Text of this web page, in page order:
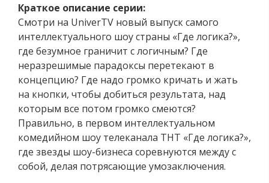
Краткое описание серии:
Смотри на UniverTV новый выпуск самого
интеллектуального шоу страны «Где логика?»,
где безумное граничит с логичным? Где
неразрешимые парадоксы перетекают в
концепцию? Где надо громко кричать и жать
на кнопки, чтобы добиться результата, над
которым все потом громко смеются?
Правильно, в первом интеллектуальном
комедийном шоу телеканала ТНТ «Где логика?»,
где звезды шоу-бизнеса соревнуются между с
собой, делая потрясающие умозаключения.